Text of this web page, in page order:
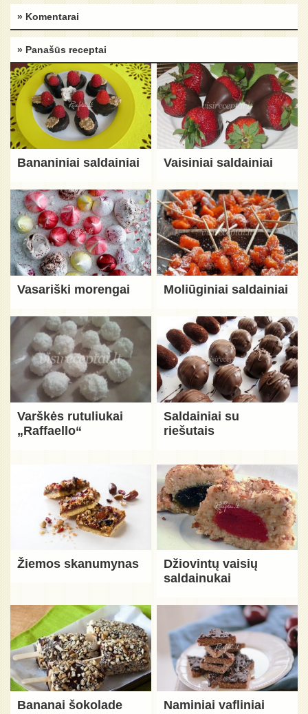
» Komentarai
» Panašūs receptai
Bananiniai saldainiai Vaisiniai saldainiai
Vasariški morengai Moliūginiai saldainiai
Varškės rutuliukai
„Raffaello“
Saldainiai su
riešutais
Žiemos skanumynas
Džiovintų vaisių
saldainukai
Bananai šokolade
Naminiai vafliniai